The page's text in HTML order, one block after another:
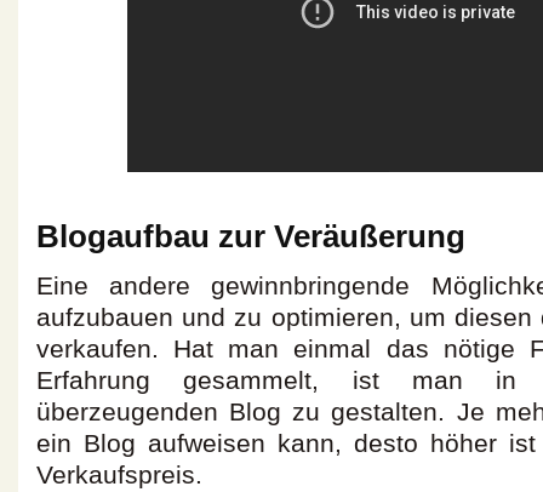
Blogaufbau zur Veräußerung
Eine andere gewinnbringende
aufzubauen und zu optimieren, um
verkaufen. Hat man einmal das nötige
Erfahrung gesammelt, ist man
überzeugenden Blog zu gestalten. Je
ein Blog aufweisen kann, desto höher
Verkaufspreis.